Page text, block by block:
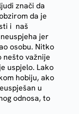
znači da
da je
i naš
jer
osobu. Nitko
nešto važnije
uspjelo. Lako
hobiju, ako
u
odnosa, to